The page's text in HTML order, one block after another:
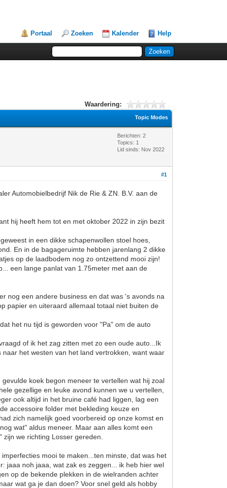
Portaal Zoeken Kalender Help
Waardering:
Topic Modes
Berichten: 2
Topics: 1
Lid sinds: Nov 2022
#1
Automobielbedrijf Nik de Rie & ZN. B.V. aan de
hij heeft hem tot en met oktober 2022 in zijn bezit
in een dikke schapenwollen stoel hoes,
En in de bagageruimte hebben jarenlang 2 dikke
op de laadbodem nog zo ontzettend mooi zijn!
een lange panlat van 1.75meter met aan de
nog een andere business en dat was 's avonds na
papier en uiteraard allemaal totaal niet buiten de
het nu tijd is geworden voor "Pa" om de auto
of ik het zag zitten met zo een oude auto...Ik
het westen van het land vertrokken, want waar
koek begon meneer te vertellen wat hij zoal
gezellige en leuke avond kunnen we u vertellen,
ook altijd in het bruine café had liggen, lag een
accessoire folder met bekleding keuze en
zich namelijk goed voorbereid op onze komst en
wat" aldus meneer. Maar aan alles komt een
we richting Losser gereden.
mooi te maken...ten minste, dat was het
jaaa noh jaaa, wat zak es zeggen... ik heb hier wel
op de bekende plekken in de wielranden achter
wat ga je dan doen? Voor snel geld als hobby